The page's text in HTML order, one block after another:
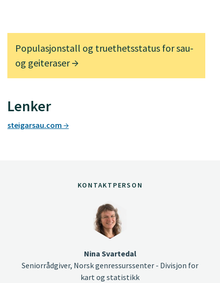
Populasjonstall og truethetsstatus for sau-
og geiteraser
Lenker
steigarsau.com
KONTAKTPERSON
Nina Svartedal
Seniorrådgiver, Norsk genressurssenter - Divisjon for
kart og statistikk